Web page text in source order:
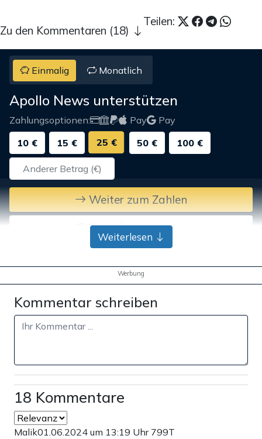
Teilen:
Zu den Kommentaren (18)
Einmalig Monatlich
Apollo News unterstützen
Zahlungsoptionen: Pay
Pay
10 €
15 € 25 € 50 € 100 €
Weiter zum Zahlen
Bank-Überweisung
Weiterlesen
Werbung
Kommentar schreiben
18 Kommentare
Malik01.06.2024 um 13:19 Uhr 799T